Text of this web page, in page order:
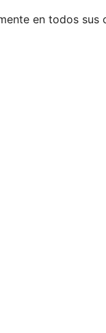
en todos